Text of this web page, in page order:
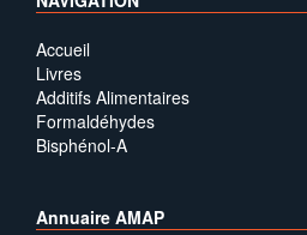
Accueil
Livres
Additifs Alimentaires
Formaldéhydes
Bisphénol-A
Annuaire AMAP